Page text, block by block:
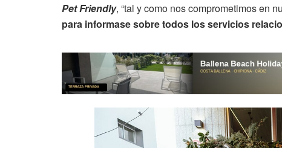
Pet Friendly, “tal y como nos comprometimos en
para informase sobre todos los servicios